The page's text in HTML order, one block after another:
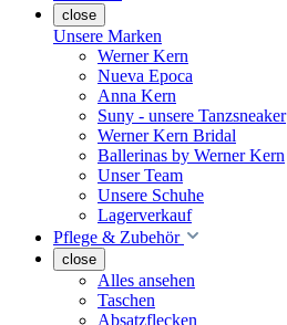
close
Unsere Marken
Werner Kern
Nueva Epoca
Anna Kern
Suny - unsere Tanzsneaker
Werner Kern Bridal
Ballerinas by Werner Kern
Unser Team
Unsere Schuhe
Lagerverkauf
Pflege & Zubehör
close
Alles ansehen
Taschen
Absatzflecken